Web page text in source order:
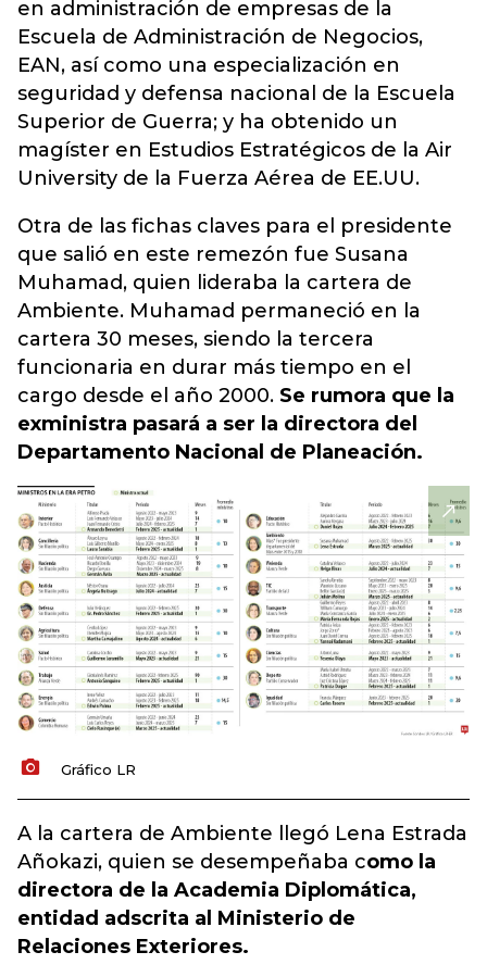
en administración de empresas de la
Escuela de Administración de Negocios,
EAN, así como una especialización en
seguridad y defensa nacional de la Escuela
Superior de Guerra; y ha obtenido un
magíster en Estudios Estratégicos de la Air
University de la Fuerza Aérea de EE.UU.
Otra de las fichas claves para el presidente
que salió en este remezón fue Susana
Muhamad, quien lideraba la cartera de
Ambiente. Muhamad permaneció en la
cartera 30 meses, siendo la tercera
funcionaria en durar más tiempo en el
cargo desde el año 2000. Se rumora que la
exministra pasará a ser la directora del
Departamento Nacional de Planeación.
Gráfico LR
A la cartera de Ambiente llegó Lena Estrada
Añokazi, quien se desempeñaba como la
directora de la Academia Diplomática,
entidad adscrita al Ministerio de
Relaciones Exteriores.